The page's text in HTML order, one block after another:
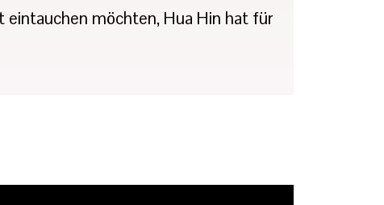
eintauchen möchten, Hua Hin hat für